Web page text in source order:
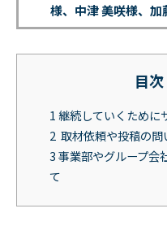
様、中津 美咲様、加
目次
1継続していくために
2 取材依頼や投稿の
3事業部やグループ会
て